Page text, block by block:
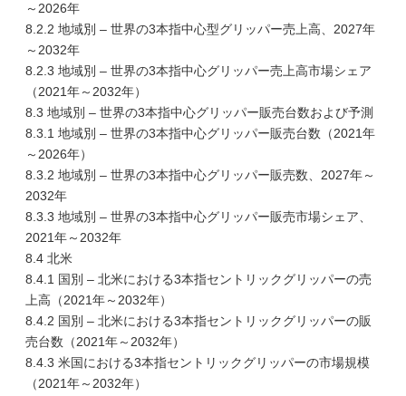
～2026年
8.2.2 地域別 – 世界の3本指中心型グリッパー売上高、2027年
～2032年
8.2.3 地域別 – 世界の3本指中心グリッパー売上高市場シェア
（2021年～2032年）
8.3 地域別 – 世界の3本指中心グリッパー販売台数および予測
8.3.1 地域別 – 世界の3本指中心グリッパー販売台数（2021年
～2026年）
8.3.2 地域別 – 世界の3本指中心グリッパー販売数、2027年～
2032年
8.3.3 地域別 – 世界の3本指中心グリッパー販売市場シェア、
2021年～2032年
8.4 北米
8.4.1 国別 – 北米における3本指セントリックグリッパーの売
上高（2021年～2032年）
8.4.2 国別 – 北米における3本指セントリックグリッパーの販
売台数（2021年～2032年）
8.4.3 米国における3本指セントリックグリッパーの市場規模
（2021年～2032年）